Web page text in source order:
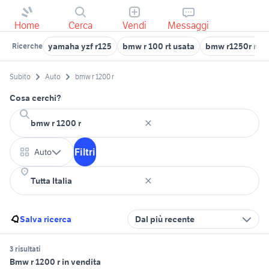
Home Cerca Vendi Messaggi
Ricerche yamaha yzf r125 bmw r 100 rt usata bmw r1250r
Subito Auto bmw r 1200 r
Cosa cerchi?
Auto Filtri
Salva ricerca Dal più recente
3 risultati
Bmw r 1200 r in vendita